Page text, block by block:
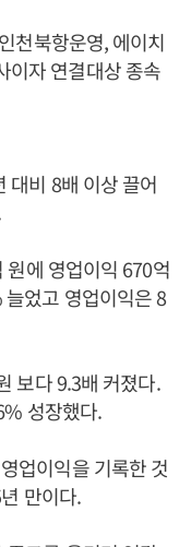
천북항운영, 에이치
이자 연결대상 종속
대비 8배 이상 끌어
에 영업이익 670억
었고 영업이익은 8
보다 9.3배 커졌다.
성장했다.
업이익을 기록한 것
만이다.